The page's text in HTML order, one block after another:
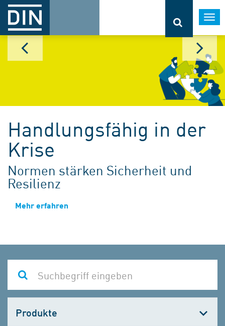
Handlungsfähig in der
Krise
Normen stärken Sicherheit und
Resilienz
Mehr erfahren
wählen